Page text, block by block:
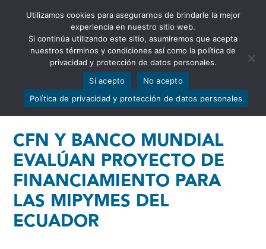
Abrir barra de herramientas
CFN Y BANCO MUNDIAL
EVALÚAN PROYECTO DE
FINANCIAMIENTO PARA
LAS MIPYMES DEL
ECUADOR
Utilizamos cookies para asegurarnos de brindarle la mejor
experiencia en nuestro sitio web.
Si continúa utilizando este sitio, asumiremos que acepta
nuestros términos y condiciones así como la política de
privacidad y protección de datos personales.
Sí acepto
No acepto
Política de privacidad y protección de datos personales